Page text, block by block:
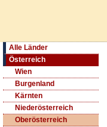
Alle Länder
Österreich
Wien
Burgenland
Kärnten
Niederösterreich
Oberösterreich